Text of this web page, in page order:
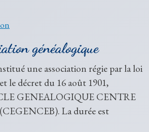
généalogique
une association régie par la loi
le décret du 16 août 1901,
GENEALOGIQUE CENTRE
La durée est